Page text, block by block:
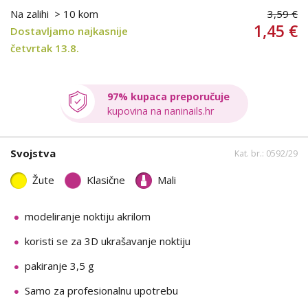
Na zalihi > 10 kom
Dostavljamo najkasnije
četvrtak 13.8.
3,59 €
1,45 €
97% kupaca preporučuje
kupovina na naninails.hr
Svojstva Kat. br.: 0592/29
Žute Klasične Mali
modeliranje noktiju akrilom
koristi se za 3D ukrašavanje noktiju
pakiranje 3,5 g
Samo za profesionalnu upotrebu